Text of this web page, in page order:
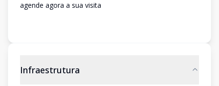
agende agora a sua visita
Infraestrutura